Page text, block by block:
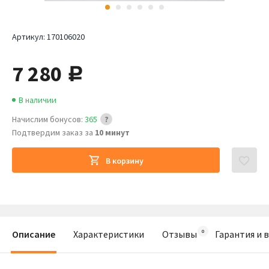
Артикул: 170106020
7 280 руб.
Начислим бонусов: 365
Подтвердим заказ за 10 минут
В наличии
В корзину
Описание Характеристики Отзывы Гарантия и